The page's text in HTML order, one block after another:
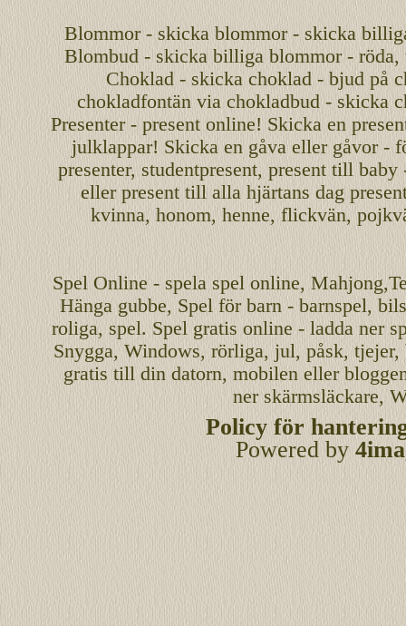
Blommor - skicka blommor - skicka
Blombud - skicka billiga blommor -
Choklad - skicka choklad - bjud på
chokladfontän via chokladbud - skicka
Presenter - present online! Skicka en
julklappar! Skicka en gåva eller gåvor -
presenter, studentpresent, present till
eller present till alla hjärtans dag
kvinna, honom, henne, flickvän,
Spel Online- spela spel online,Mahjong
Hänga gubbe, Spel för barn - barnspel,
roliga, spel. Spel gratis online - ladda ner
Snygga, Windows, rörliga, jul, påsk, tjejer,
gratis till din datorn, mobilen eller
ner skärmsläckare,
Policy för
Powered by